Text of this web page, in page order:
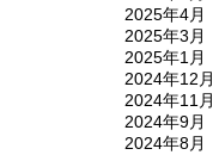
2025年4月
2025年3月
2025年1月
2024年12月
2024年11月
2024年9月
2024年8月